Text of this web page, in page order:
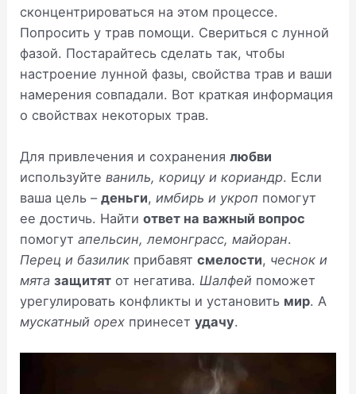
сконцентрироваться на этом процессе.
Попросить у трав помощи. Свериться с лунной
фазой. Постарайтесь сделать так, чтобы
настроение лунной фазы, свойства трав и ваши
намерения совпадали. Вот краткая информация
о свойствах некоторых трав.
Для привлечения и сохранениялюбви
используйтеваниль, корицу и кориандр. Если
ваша цель –деньги,имбирь и укроп помогут
ее достичь. Найтиответ на важный вопрос
помогутапельсин, лемонграсс, майоран.
Перец и базилик прибавятсмелости, чеснок и
мята защитят от негатива.Шалфей поможет
урегулировать конфликты и установить мир. А
мускатный орех принесетудачу.